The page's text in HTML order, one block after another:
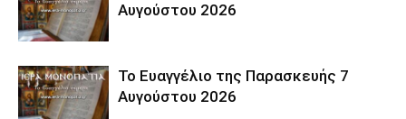
Αυγούστου 2026
Το Ευαγγέλιο της Παρασκευής 7
Αυγούστου 2026